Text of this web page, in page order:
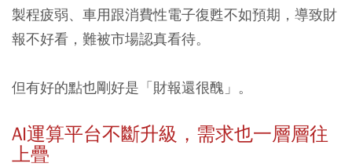
製程疲弱、車用跟消費性電子復甦不如預期，導致財
報不好看，難被市場認真看待。
但有好的點也剛好是「財報還很醜」。
AI運算平台不斷升級，需求也一層層往
上疊